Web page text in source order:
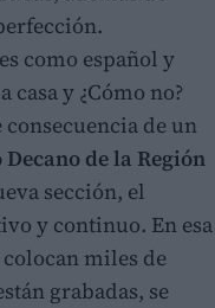
como español y
y ¿Cómo no?
de un
de la Región
sección, el
y continuo. En esa
miles de
grabadas, se